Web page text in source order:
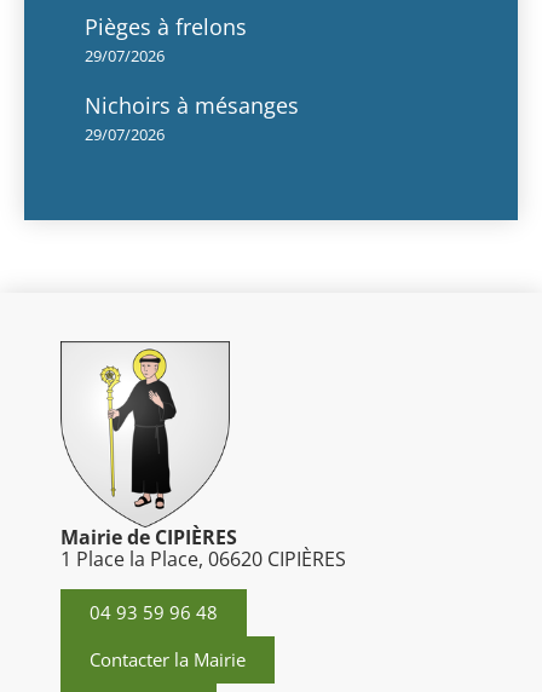
Pièges à frelons
29/07/2026
Nichoirs à mésanges
29/07/2026
Mairie de CIPIÈRES
1 Place la Place, 06620 CIPIÈRES
04 93 59 96 48
Contacter la Mairie